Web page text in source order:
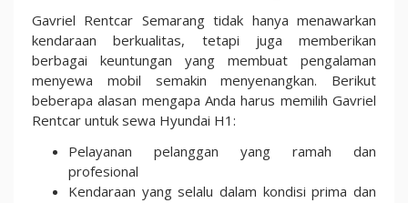
Gavriel Rentcar Semarang tidak hanya menawarkan
kendaraan berkualitas, tetapi juga memberikan
berbagai keuntungan yang membuat pengalaman
menyewa mobil semakin menyenangkan. Berikut
beberapa alasan mengapa Anda harus memilih Gavriel
Rentcar untuk sewa Hyundai H1:
Pelayanan pelanggan yang ramah dan
profesional
Kendaraan yang selalu dalam kondisi prima dan